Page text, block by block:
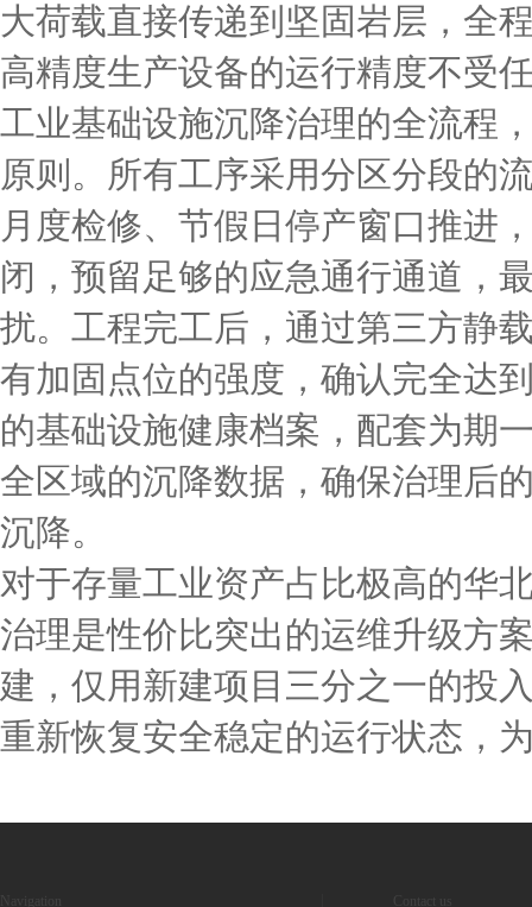
大荷载直接传递到坚固岩层，全
高精度生产设备的运行精度不受
工业基础设施沉降治理的全流程
原则。所有工序采用分区分段的
月度检修、节假日停产窗口推进
闭，预留足够的应急通行通道，
扰。工程完工后，通过第三方静
有加固点位的强度，确认完全达
的基础设施健康档案，配套为期
全区域的沉降数据，确保治理后
沉降。
对于存量工业资产占比极高的华
治理是性价比突出的运维升级方
建，仅用新建项目三分之一的投
重新恢复安全稳定的运行状态，